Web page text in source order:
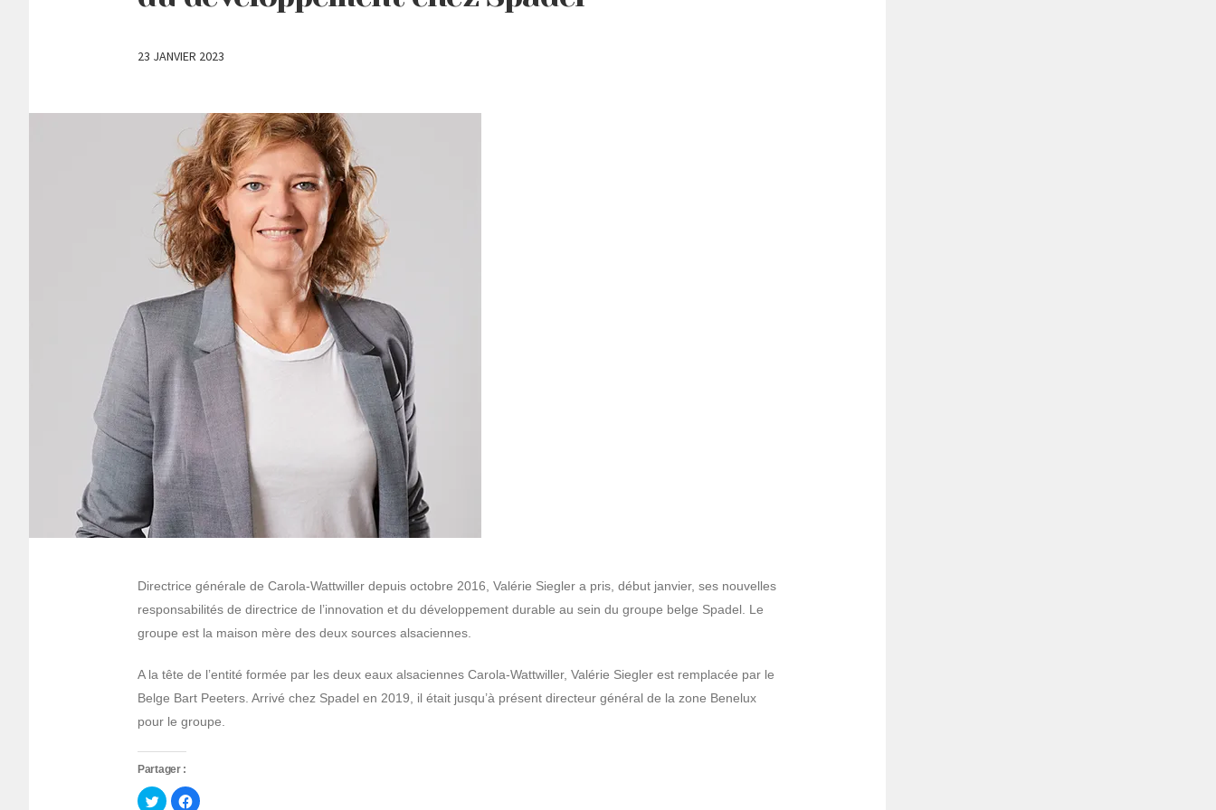
23 JANVIER 2023
Directrice générale de Carola-Wattwiller depuis octobre 2016, Valérie Siegler a pris, début janvier, ses nouvelles
responsabilités de directrice de l’innovation et du développement durable au sein du groupe belge Spadel. Le
groupe est la maison mère des deux sources alsaciennes.
A la tête de l’entité formée par les deux eaux alsaciennes Carola-Wattwiller, Valérie Siegler est remplacée par le
Belge Bart Peeters. Arrivé chez Spadel en 2019, il était jusqu’à présent directeur général de la zone Benelux
pour le groupe.
Partager :
CliquezCliquez